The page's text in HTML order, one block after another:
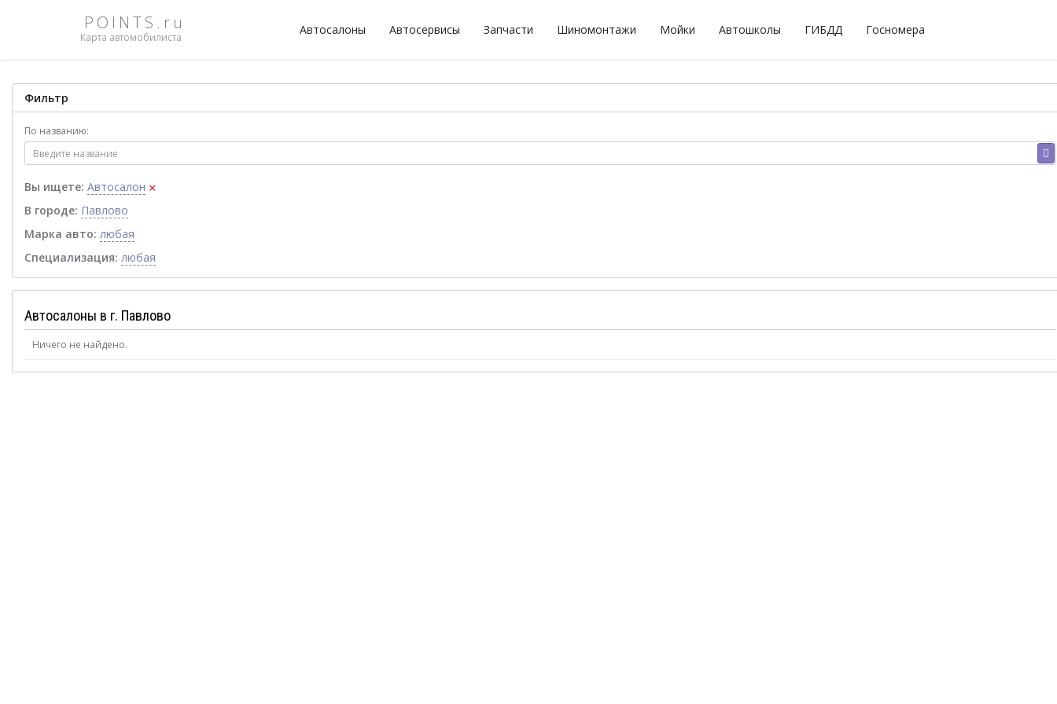
POINTS.ru
Карта автомобилиста
Автосалоны Автосервисы Запчасти Шиномонтажи Мойки Автошколы ГИБДД Госномера
Фильтр
По названию:
Вы ищете: Автосалон ×
В городе: Павлово
Марка авто: любая
Специализация: любая
Автосалоны в г. Павлово
Ничего не найдено.